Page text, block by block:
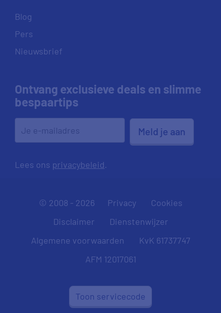
Blog
Pers
Nieuwsbrief
Ontvang exclusieve deals en slimme
bespaartips
Meld je aan
Lees ons privacybeleid.
© 2008 - 2026 Privacy
Cookies
Disclaimer
Dienstenwijzer
Algemene voorwaarden
KvK 61737747
AFM 12017061
Toon servicecode